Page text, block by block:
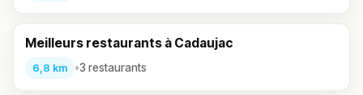
Meilleurs restaurants à Cadaujac
6,8 km •3 restaurants